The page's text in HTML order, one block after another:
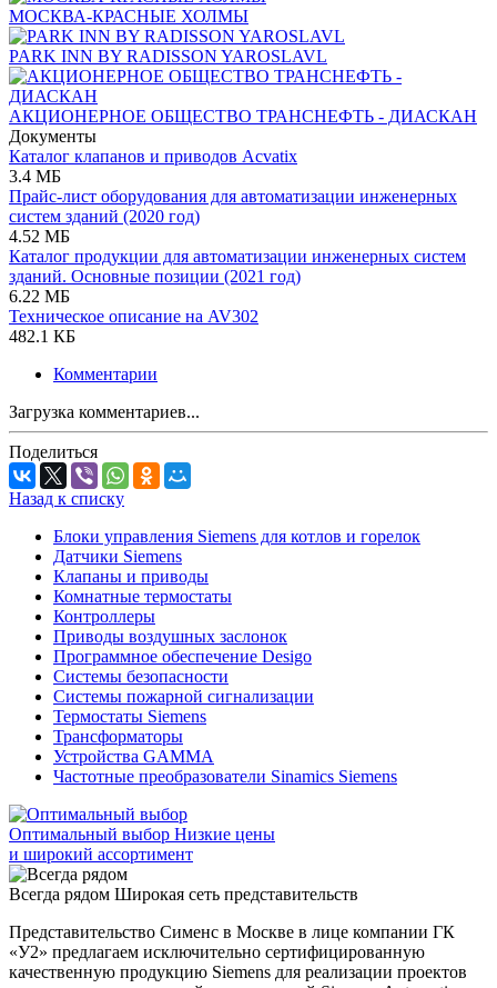
МОСКВА-КРАСНЫЕ ХОЛМЫ
PARK INN BY RADISSON YAROSLAVL
АКЦИОНЕРНОЕ ОБЩЕСТВО ТРАНСНЕФТЬ - ДИАСКАН
Документы
Каталог клапанов и приводов Acvatix
3.4 МБ
Прайс-лист оборудования для автоматизации инженерных
систем зданий (2020 год)
4.52 МБ
Каталог продукции для автоматизации инженерных систем
зданий. Основные позиции (2021 год)
6.22 МБ
Техническое описание на AV302
482.1 КБ
Комментарии
Загрузка комментариев...
Поделиться
Назад к списку
Блоки управления Siemens для котлов и горелок
Датчики Siemens
Клапаны и приводы
Комнатные термостаты
Контроллеры
Приводы воздушных заслонок
Программное обеспечение Desigo
Системы безопасности
Системы пожарной сигнализации
Термостаты Siemens
Трансформаторы
Устройства GAMMA
Частотные преобразователи Sinamics Siemens
Оптимальный выбор Низкие цены
и широкий ассортимент
Всегда рядом Широкая сеть представительств
Представительство Сименс в Москве в лице компании ГК
«У2» предлагаем исключительно сертифицированную
качественную продукцию Siemens для реализации проектов